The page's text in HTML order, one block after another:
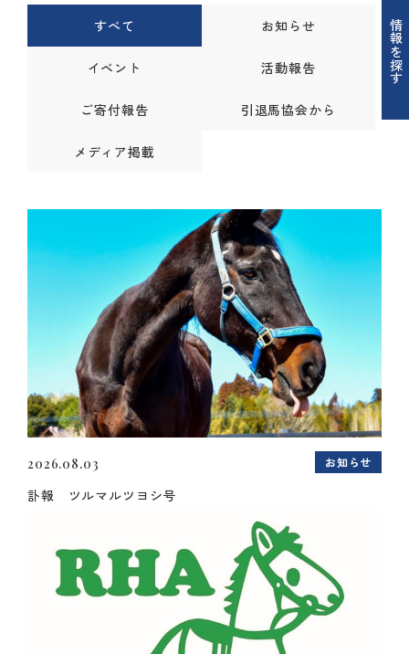
情報を探す
すべて お知らせ
イベント 活動報告
ご寄付報告 引退馬協会から
メディア掲載
2026.08.03 お知らせ
訃報 ツルマルツヨシ号